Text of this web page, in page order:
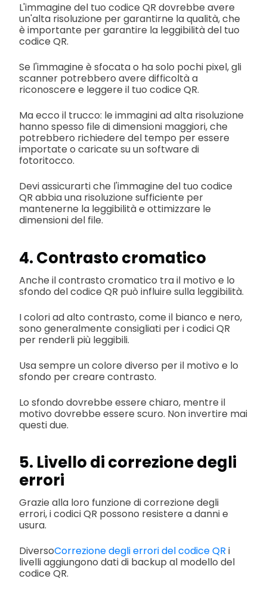
L'immagine del tuo codice QR dovrebbe avere
un'alta risoluzione per garantirne la qualità, che
è importante per garantire la leggibilità del tuo
codice QR.
Se l'immagine è sfocata o ha solo pochi pixel, gli
scanner potrebbero avere difficoltà a
riconoscere e leggere il tuo codice QR.
Ma ecco il trucco: le immagini ad alta risoluzione
hanno spesso file di dimensioni maggiori, che
potrebbero richiedere del tempo per essere
importate o caricate su un software di
fotoritocco.
Devi assicurarti che l'immagine del tuo codice
QR abbia una risoluzione sufficiente per
mantenerne la leggibilità e ottimizzare le
dimensioni del file.
4. Contrasto cromatico
Anche il contrasto cromatico tra il motivo e lo
sfondo del codice QR può influire sulla leggibilità.
I colori ad alto contrasto, come il bianco e nero,
sono generalmente consigliati per i codici QR
per renderli più leggibili.
Usa sempre un colore diverso per il motivo e lo
sfondo per creare contrasto.
Lo sfondo dovrebbe essere chiaro, mentre il
motivo dovrebbe essere scuro. Non invertire mai
questi due.
5. Livello di correzione degli
errori
Grazie alla loro funzione di correzione degli
errori, i codici QR possono resistere a danni e
usura.
DiversoCorrezione degli errori del codice QR i
livelli aggiungono dati di backup al modello del
codice QR.